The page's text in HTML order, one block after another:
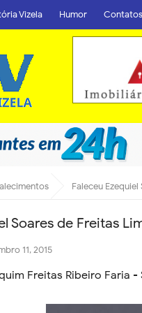
Vizela Humor Contatos
Faleceu
Soares de Freitas
11, 2015
Freitas Ribeiro Faria -